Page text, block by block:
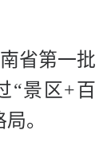
省第一批
“景区+百
。